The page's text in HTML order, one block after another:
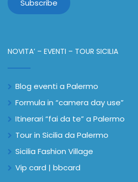
NOVITA’ – EVENTI – TOUR SICILIA
Blog eventi a Palermo
Formula in “camera day use”
Itinerari “fai da te” a Palermo
Tour in Sicilia da Palermo
Sicilia Fashion Village
Vip card | bbcard